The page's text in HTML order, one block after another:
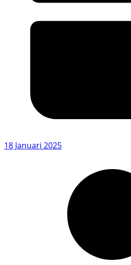
18 Januari 2025